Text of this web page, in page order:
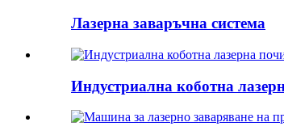
Лазерна заваръчна система
Индустриална коботна